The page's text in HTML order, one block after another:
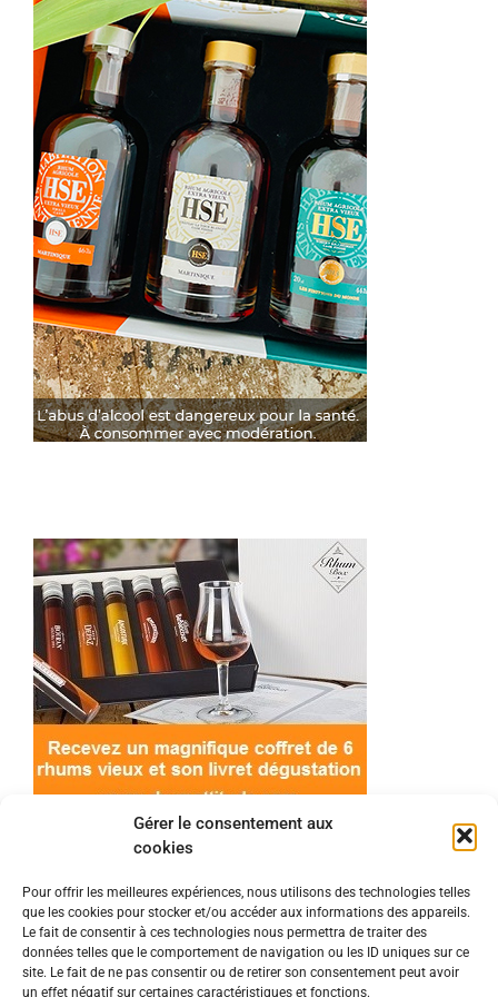
Gérer le consentement aux
cookies
Pour offrir les meilleures expériences, nous utilisons des technologies telles
que les cookies pour stocker et/ou accéder aux informations des appareils.
Le fait de consentir à ces technologies nous permettra de traiter des
données telles que le comportement de navigation ou les ID uniques sur ce
site. Le fait de ne pas consentir ou de retirer son consentement peut avoir
un effet négatif sur certaines caractéristiques et fonctions.
© 2022 Meilleur-rhum.net - Tous droits réservés
Mentions légales-Politique de cookies